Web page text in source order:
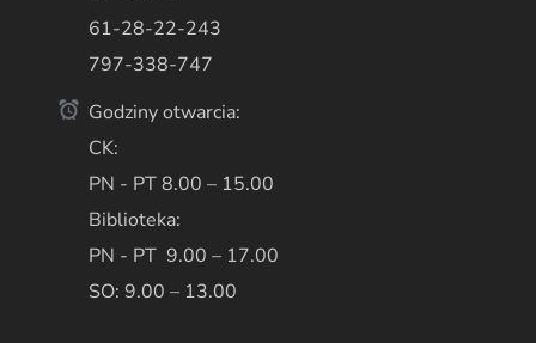
61-28-22-243
797-338-747
Godziny otwarcia:
CK:
PN - PT 8.00 – 15.00
Biblioteka:
PN - PT 9.00 – 17.00
SO: 9.00 – 13.00